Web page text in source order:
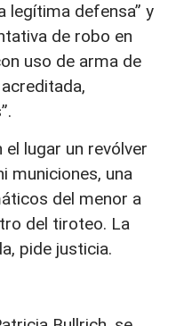
legítima defensa” y
de robo en
uso de arma de
el lugar un revólver
municiones, una
del menor a
del tiroteo. La
pide justicia.